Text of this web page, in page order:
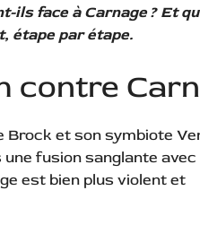
ils face à Carnage ? Et
étape par étape.
contre
Brock et son symbiote
fusion sanglante avec
est bien plus violent et